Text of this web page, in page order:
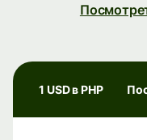
1 USD в PHP